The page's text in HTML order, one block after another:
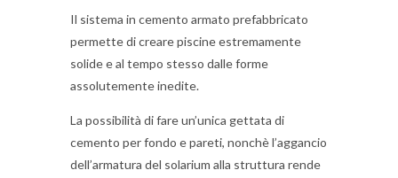
Il sistema in cemento armato prefabbricato
permette di creare piscine estremamente
solide e al tempo stesso dalle forme
assolutemente inedite.
La possibilità di fare un’unica gettata di
cemento per fondo e pareti, nonchè l’aggancio
dell’armatura del solarium alla struttura rende